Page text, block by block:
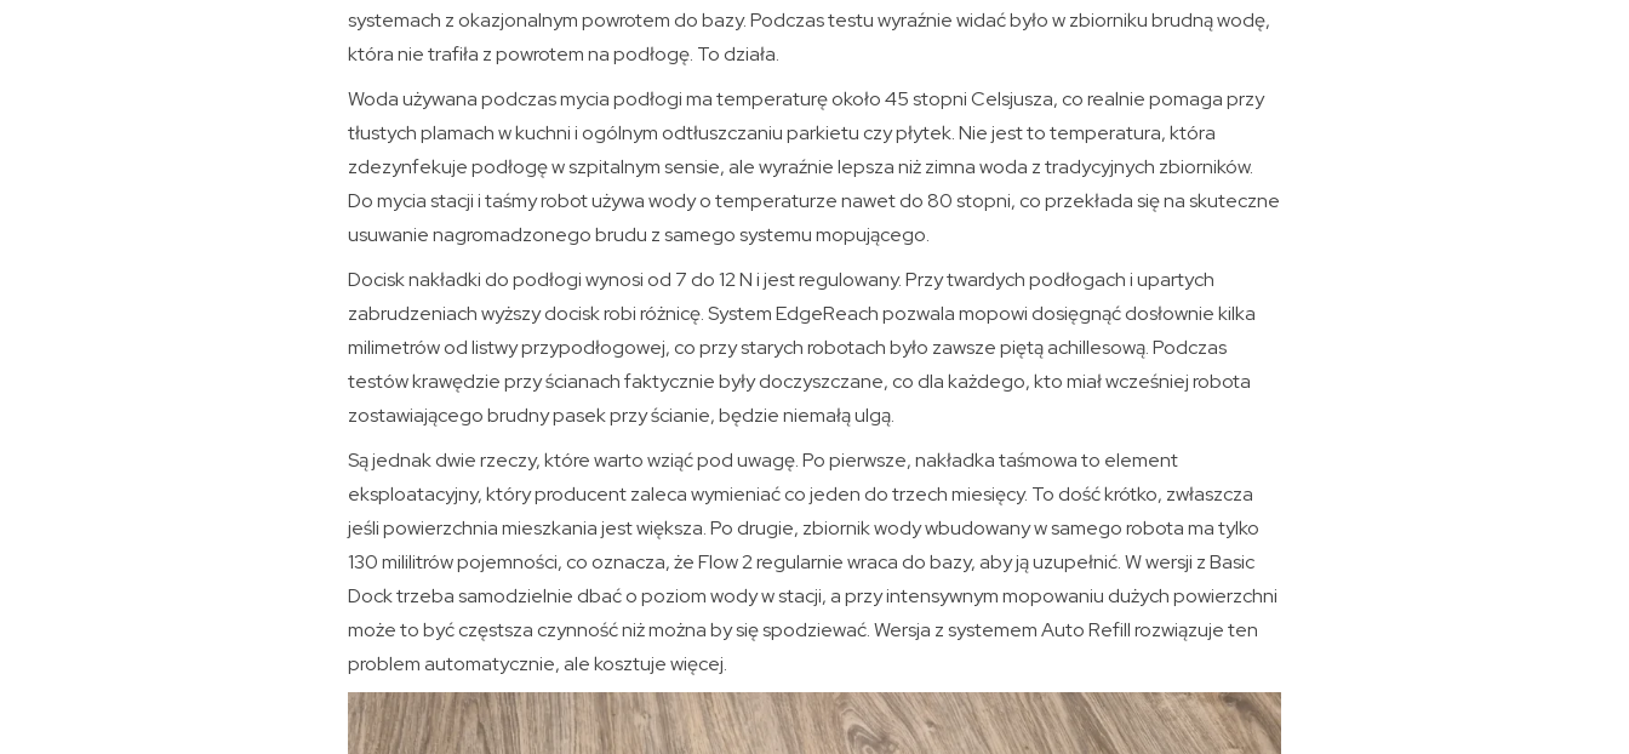
systemach z okazjonalnym powrotem do bazy. Podczas testu wyraźnie widać było w zbiorniku brudną wodę,
która nie trafiła z powrotem na podłogę. To działa.
Woda używana podczas mycia podłogi ma temperaturę około 45 stopni Celsjusza, co realnie pomaga przy
tłustych plamach w kuchni i ogólnym odtłuszczaniu parkietu czy płytek. Nie jest to temperatura, która
zdezynfekuje podłogę w szpitalnym sensie, ale wyraźnie lepsza niż zimna woda z tradycyjnych zbiorników.
Do mycia stacji i taśmy robot używa wody o temperaturze nawet do 80 stopni, co przekłada się na skuteczne
usuwanie nagromadzonego brudu z samego systemu mopującego.
Docisk nakładki do podłogi wynosi od 7 do 12 N i jest regulowany. Przy twardych podłogach i upartych
zabrudzeniach wyższy docisk robi różnicę. System EdgeReach pozwala mopowi dosięgnąć dosłownie kilka
milimetrów od listwy przypodłogowej, co przy starych robotach było zawsze piętą achillesową. Podczas
testów krawędzie przy ścianach faktycznie były doczyszczane, co dla każdego, kto miał wcześniej robota
zostawiającego brudny pasek przy ścianie, będzie niemałą ulgą.
Są jednak dwie rzeczy, które warto wziąć pod uwagę. Po pierwsze, nakładka taśmowa to element
eksploatacyjny, który producent zaleca wymieniać co jeden do trzech miesięcy. To dość krótko, zwłaszcza
jeśli powierzchnia mieszkania jest większa. Po drugie, zbiornik wody wbudowany w samego robota ma tylko
130 mililitrów pojemności, co oznacza, że Flow 2 regularnie wraca do bazy, aby ją uzupełnić. W wersji z Basic
Dock trzeba samodzielnie dbać o poziom wody w stacji, a przy intensywnym mopowaniu dużych powierzchni
może to być częstsza czynność niż można by się spodziewać. Wersja z systemem Auto Refill rozwiązuje ten
problem automatycznie, ale kosztuje więcej.